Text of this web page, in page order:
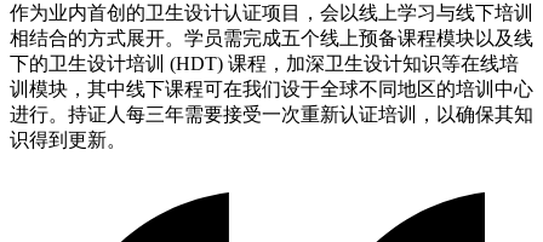
作为业内首创的卫生设计认证项目，会以线上学习与线下培训
相结合的方式展开。学员需完成五个线上预备课程模块以及线
下的卫生设计培训 (HDT) 课程，加深卫生设计知识等在线培
训模块，其中线下课程可在我们设于全球不同地区的培训中心
进行。持证人每三年需要接受一次重新认证培训，以确保其知
识得到更新。